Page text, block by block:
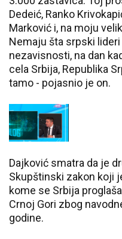
Dedeić, Ranko
Marković i, na moju
Nemaju šta srpski lideri
nezavisnosti, na dan
cela Srbija, Republika
tamo - pojasnio je on.
Dajković smatra da je
Skupštinski zakon koji
kome se Srbija
Crnoj Gori zbog
godine.